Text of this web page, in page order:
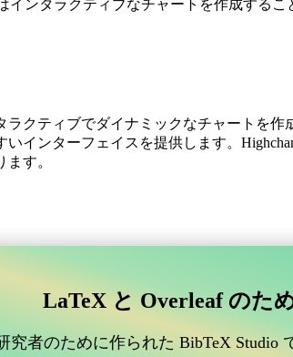
ンタラクティブなチャートを作成する
ラクティブでダイナミックなチャートを
インターフェイスを提供します。
す。
なマップを作成するためのパッケージで
すると、ユーザーはズームやパンなど
LaTeX と Overleaf のた
究者のために作られた BibTeX Studio